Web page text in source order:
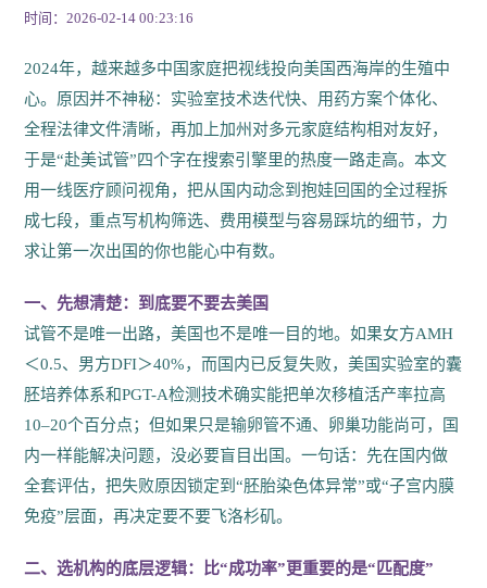
时间：2026-02-14 00:23:16
2024年，越来越多中国家庭把视线投向美国西海岸的生殖中
心。原因并不神秘：实验室技术迭代快、用药方案个体化、
全程法律文件清晰，再加上加州对多元家庭结构相对友好，
于是“赴美试管”四个字在搜索引擎里的热度一路走高。本文
用一线医疗顾问视角，把从国内动念到抱娃回国的全过程拆
成七段，重点写机构筛选、费用模型与容易踩坑的细节，力
求让第一次出国的你也能心中有数。
一、先想清楚：到底要不要去美国
试管不是唯一出路，美国也不是唯一目的地。如果女方AMH
＜0.5、男方DFI＞40%，而国内已反复失败，美国实验室的囊
胚培养体系和PGT-A检测技术确实能把单次移植活产率拉高
10–20个百分点；但如果只是输卵管不通、卵巢功能尚可，国
内一样能解决问题，没必要盲目出国。一句话：先在国内做
全套评估，把失败原因锁定到“胚胎染色体异常”或“子宫内膜
免疫”层面，再决定要不要飞洛杉矶。
二、选机构的底层逻辑：比“成功率”更重要的是“匹配度”